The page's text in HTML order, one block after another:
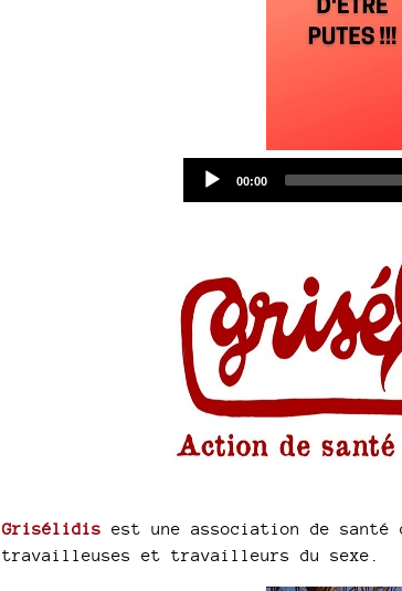
Current
00:00
Grisélidis est une association de santé
travailleuses et travailleurs du sexe.